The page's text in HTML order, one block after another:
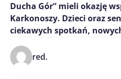
Ducha Gór” mieli okazję
Karkonoszy. Dzieci oraz
ciekawych spotkań,
red.